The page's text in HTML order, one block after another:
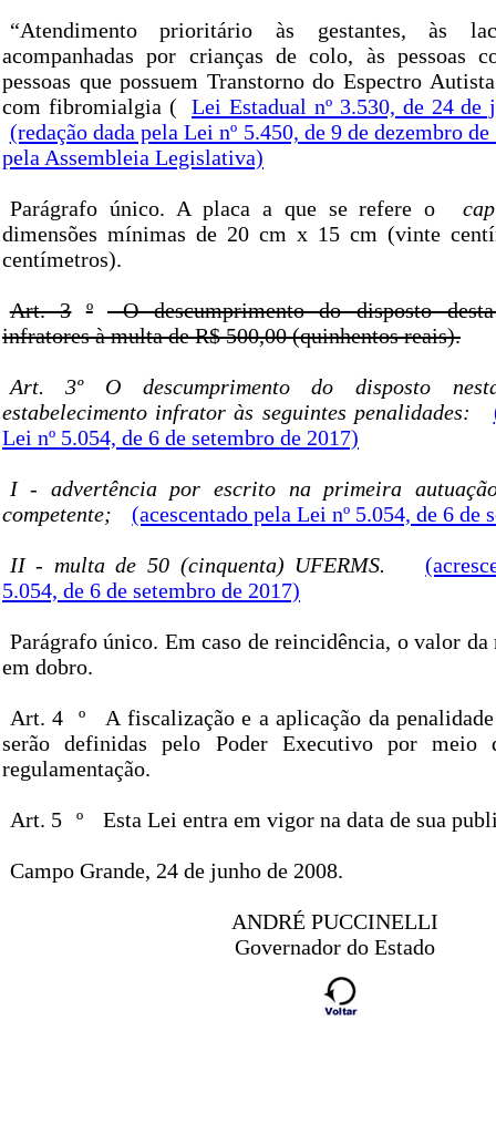
“Atendimento prioritário às gestantes, às
acompanhadas por crianças de colo, às pessoas
pessoas que possuem Transtorno do Espectro
com fibromialgia (
Lei Estadual nº 3.530, de 24 de
(redação dada pela Lei nº 5.450, de 9 de dezembro
pela Assembleia Legislativa)
Parágrafo único. A placa a que se refere o
dimensões mínimas de 20 cm x 15 cm (vinte
centímetros).
Art. 3 º
O descumprimento do disposto
infratores à multa de R$ 500,00 (quinhentos reais).
Art. 3º O descumprimento do disposto
estabelecimento infrator às seguintes penalidades:
Lei nº 5.054, de 6 de setembro de 2017)
I - advertência por escrito na primeira
competente;
(acescentado pela Lei nº 5.054, de 6 de
II - multa de 50 (cinquenta) UFERMS.
5.054, de 6 de setembro de 2017)
Parágrafo único. Em caso de reincidência, o valor da
em dobro.
Art. 4 º
A fiscalização e a aplicação da
serão definidas pelo Poder Executivo por meio
regulamentação.
Art. 5 º Esta Lei entra em vigor na data de sua
Campo Grande, 24 de junho de 2008.
ANDRÉ PUCCINELLI
Governador do Estado